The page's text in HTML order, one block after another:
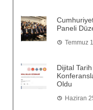
Paneli
Temmuz
Dijital
Oldu
Haziran